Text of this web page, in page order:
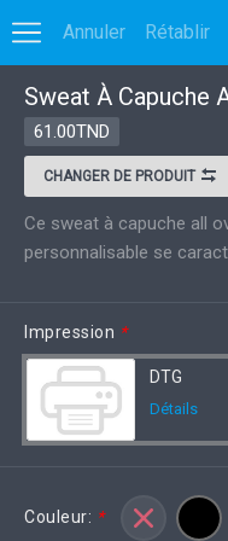
Annuler Rétablir
Sweat À Capuche
61.00TND
CHANGER DE PRODUIT
Ce sweat à capuche all
personnalisable se
Impression *
DTG
Détails
Couleur: *
Enregistrer dans